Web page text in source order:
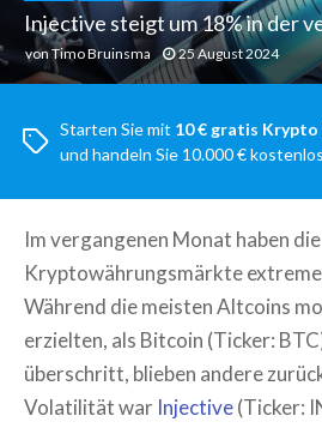
Injective steigt um 18% in der
von Timo Bruinsma 25 August 2024
Starten Sie mit 10 € gratis Krypto
und handeln Sie 10.000 € kostenlos
Im vergangenen Monat haben die
Kryptowährungsmärkte
Während die meisten Altcoins
erzielten, als Bitcoin (Ticker:
überschritt, blieben andere
Volatilität war Injective(Ticker: